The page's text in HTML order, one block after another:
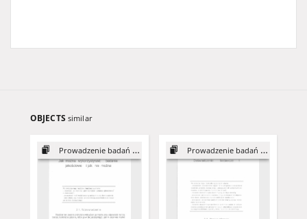
OBJECTS similar
Prowadzenie badań jakościowych Prowadzenie badań jakościowych